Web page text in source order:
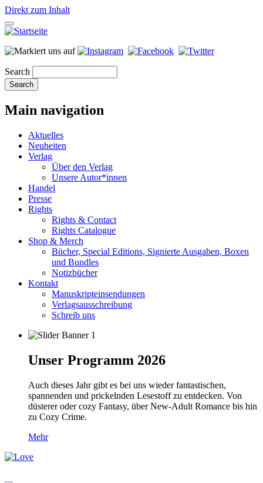
Direkt zum Inhalt
Search
Main navigation
Aktuelles
Neuheiten
Verlag
Über den Verlag
Unsere Autor*innen
Handel
Presse
Rights
Rights & Contact
Rights Catalogue
Shop & Merch
Bücher, Special Editions, Signierte Ausgaben, Boxen
und Bundles
Notizbücher
Kontakt
Manuskripteinsendungen
Verlagsausschreibung
Schreib uns
Unser Programm 2026
Auch dieses Jahr gibt es bei uns wieder fantastischen,
spannenden und prickelnden Lesestoff zu entdecken. Von
düsterer oder cozy Fantasy, über New-Adult Romance bis hin
zu Cozy Crime.
Mehr